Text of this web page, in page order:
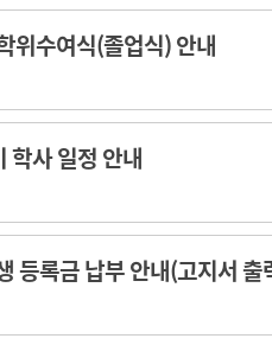
위수여식(졸업식) 안내
학사 일정 안내
등록금 납부 안내(고지서 출